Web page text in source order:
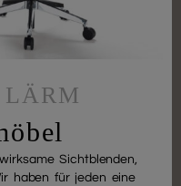
Sichtblenden,
haben für jeden eine